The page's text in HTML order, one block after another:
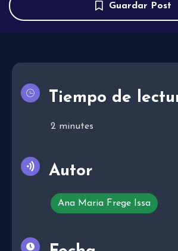
Guardar Post
Tiempo de
2 minutes
Autor
Ana Maria Frege Issa